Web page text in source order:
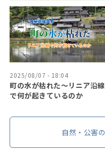
2025/08/07 - 18:04
町の水が枯れた～リニア沿線
で何が起きているのか
自然・公害